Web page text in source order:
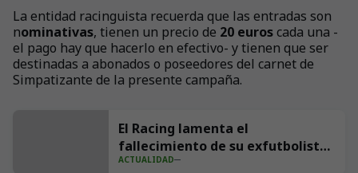
La entidad racinguista recuerda que las entradas son
nominativas, tienen un precio de 20 euroscada una -
el pago hay que hacerlo en efectivo- y tienen que ser
destinadas a abonados o poseedores del carnet de
Simpatizante de la presente campaña.
El Racing lamenta el
fallecimiento de su exfutbolista
Andrés Parada ‘Suco’
ACTUALIDAD